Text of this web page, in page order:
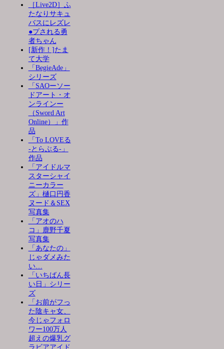
［Live2D］ふ
たなりサキュ
バスにレズレ
●プされる勇
者ちゃん
[新作！]たま
て大学
「BegieAde」
シリーズ
「SAOーソー
ドアート・オ
ンラインー
（Sword Art
Online）」作
品
「To LOVEる
-とらぶる-」
作品
「アイドルマ
スターシャイ
ニーカラー
ズ」樋口円香
ヌード＆SEX
写真集
「アオのハ
コ」鹿野千夏
写真集
「あなたの」
じゃダメみた
い…
「いちばん長
い日」シリー
ズ
「お前がフっ
た陰キャ女、
今じゃフォロ
ワー100万人
超えの爆乳グ
ラビアアイド